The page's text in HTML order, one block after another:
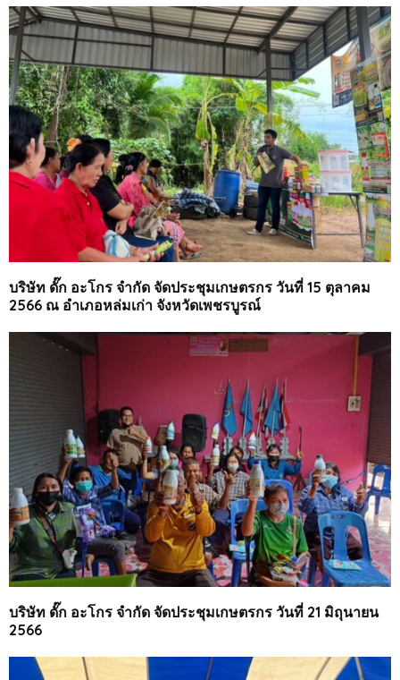
บริษัท ดั๊ก อะโกร จำกัด จัดประชุมเกษตรกร วันที่ 15 ตุลาคม
2566 ณ อำเภอหล่มเก่า จังหวัดเพชรบูรณ์
บริษัท ดั๊ก อะโกร จำกัด จัดประชุมเกษตรกร วันที่ 21 มิถุนายน
2566